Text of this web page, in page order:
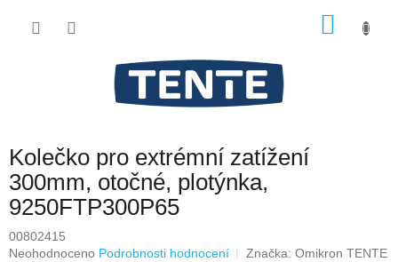
Kolečko pro extrémní zatížení
300mm, otočné, plotýnka,
9250FTP300P65
00802415
Průměrné
Neohodnoceno Podrobnosti hodnocení Značka: Omikron TENTE